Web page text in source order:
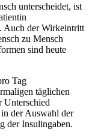
unterscheidet, ist
Auch der Wirkeintritt
zu Mensch
sind heute
Tag
täglichen
Unterschied
der Auswahl der
der Insulingaben.